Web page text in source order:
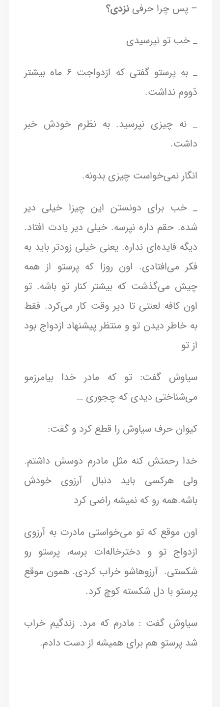
– پس چرا حرفی نزدی؟
_ خب تو نپرسیدی
_ به پرستو گفتی که ازدواجت ۶ ماه بیشتر
دّووم نداشت.
_ نه چیزی نپرسید. به نظرم خودش خبر
داشت.
انگار نمی‌خواست چیزی بدونه.
_ خب برای دونستن این چیزا خیلی دیر
شده. حقم داره نپرسه. خیلی دیر یادت افتاد.
دیگه فایده‌ای نداره. یعنی خیلی زودتر باید به
فکر می‌افتادی. اون روزا که پرستو از همه
چیش می‌گذشت که بیشتر کنار تو باشه. تو
اون کافه لعنتی تا دیر وقت کار می‌کرد. فقط
به خاطر دیدن تو و منتظر پیشنهاد ازدواج بود
از تو
سیاوش گفت: تو که مادر خدا بیامرزمو
می‌شناختی دیدی که چجوری …
کیوان حرف سیاوش را قطع کرد و گفت:
خدا رحمتش کنه مثل مادرم دوسش داشتم.
ولی هرکسی باید دنبال آرزوی خودش
باشه.همه رو که نمیشه راضی کرد
اون موقع که تو می‌خواستی مادرت به آرزوی
ازدواج تو و دخترخاله‌ات برسه، پرستو رو
شکستی. آرزوهاشو خراب کردی. همون موقع
پرستو با دل شکسته کوچ کرد.
سیاوش گفت : مادرم که مرد. زندگیم خراب
شد پرستو هم برای همیشه از دست دادم.